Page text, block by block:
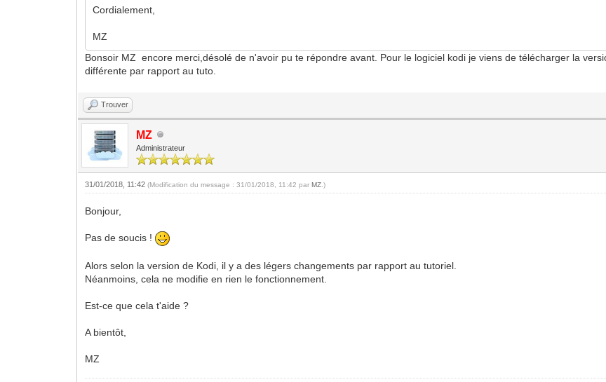
Cordialement,
MZ
Bonsoir MZ encore merci,désolé de n'avoir pu te répondre avant. Pour le logiciel kodi je viens de télécharger la
différente par rapport au tuto.
Trouver
MZ
Administrateur
31/01/2018, 11:42(Modification du message : 31/01/2018, 11:42 parMZ .)
Bonjour,
Pas de soucis !
Alors selon la version de Kodi, il y a des légers changements par rapport au tutoriel.
Néanmoins, cela ne modifie en rien le fonctionnement.
Est-ce que cela t'aide ?
A bientôt,
MZ